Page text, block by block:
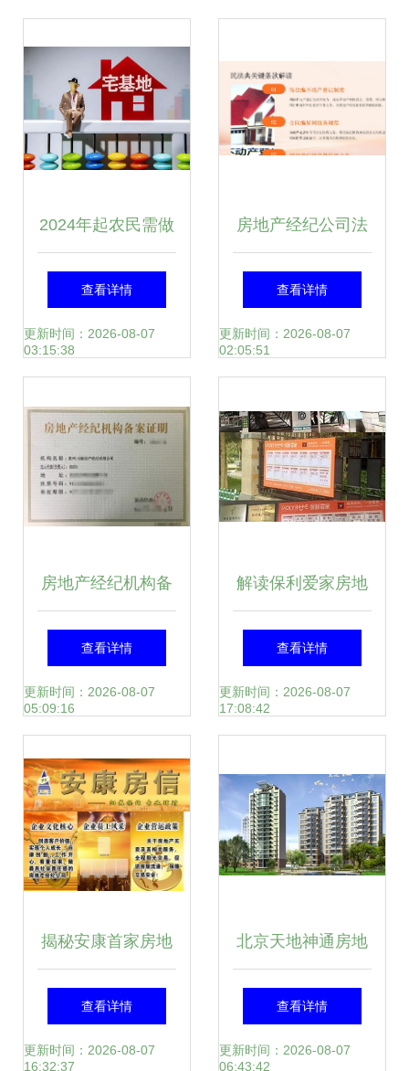
2024年起农民需做
好“大势已定”的准
备，建议手持4样
查看详情
更新时间：2026-08-07
03:15:38
房地产经纪公司法
律培训 合规经营与
风险防范指南
查看详情
更新时间：2026-08-07
02:05:51
房地产经纪机构备
案证的重要性与办
理指南
查看详情
更新时间：2026-08-07
05:09:16
解读保利爱家房地
产经纪西安分公司
的成长之道
查看详情
更新时间：2026-08-07
17:08:42
揭秘安康首家房地
产经纪平台 房信如
何重塑本地市场新
查看详情
更新时间：2026-08-07
16:32:37
北京天地神通房地
产经纪 网邻通赋
能，开启智慧房产
查看详情
更新时间：2026-08-07
06:43:42